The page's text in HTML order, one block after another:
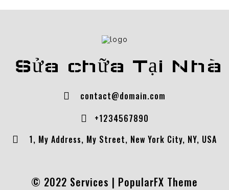
Sửa chữa Tại Nhà
contact@domain.com
+1234567890
1, My Address, My Street, New York City, NY, USA
© 2022 Services | PopularFX Theme